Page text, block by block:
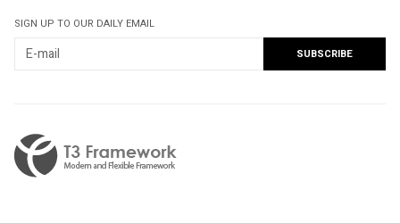
EL FEMINISMO Y LA CUARTA TRANSFORMACIÓN
Formalizan el comité estatal de Movimiento Nacional
por la Esperanza
SIGN UP TO OUR DAILY EMAIL